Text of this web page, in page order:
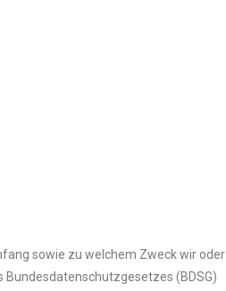
sowie zu welchem Zweck wir oder
Bundesdatenschutzgesetzes (BDSG)